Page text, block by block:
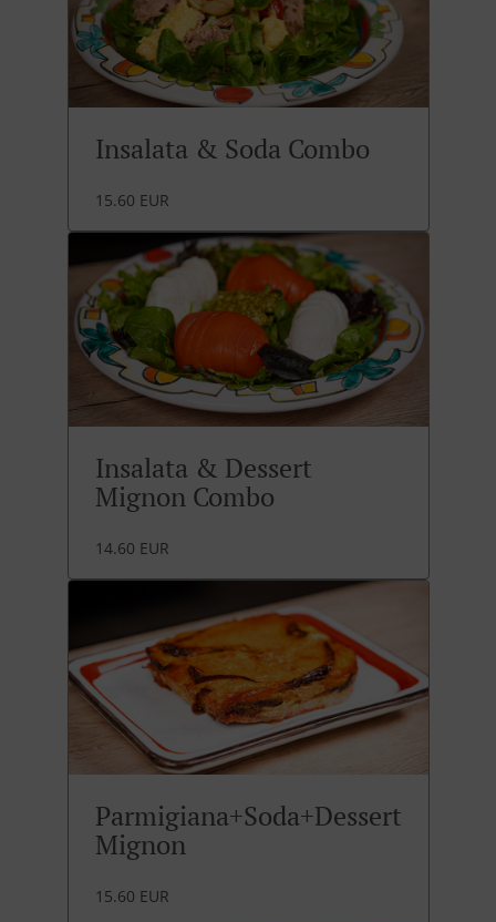
Insalata & Soda Combo
15.60 EUR
Insalata & Dessert
Mignon Combo
14.60 EUR
Parmigiana+Soda+Dessert
Mignon
15.60 EUR